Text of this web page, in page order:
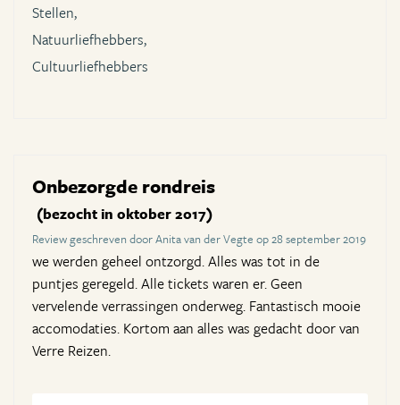
Stellen,
Natuurliefhebbers,
Cultuurliefhebbers
Onbezorgde rondreis
(bezocht in oktober 2017)
Review geschreven door Anita van der Vegte op 28 september 2019
we werden geheel ontzorgd. Alles was tot in de
puntjes geregeld. Alle tickets waren er. Geen
vervelende verrassingen onderweg. Fantastisch mooie
accomodaties. Kortom aan alles was gedacht door van
Verre Reizen.